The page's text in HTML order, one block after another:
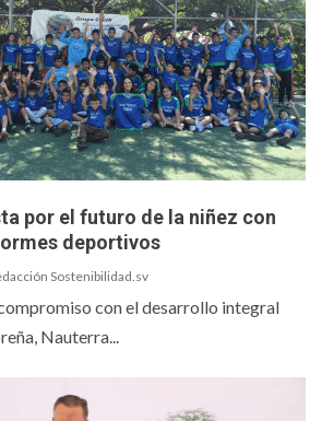
por el futuro de la niñez con
deportivos
Sostenibilidad.sv
con el desarrollo integral
Nauterra...